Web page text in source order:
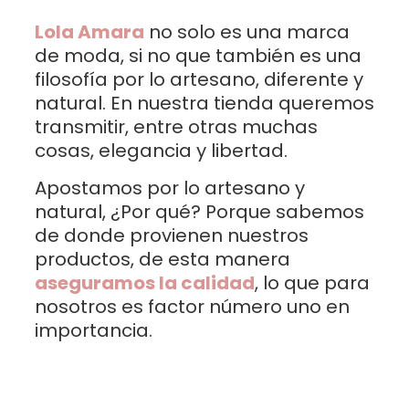
Lola Amara no solo es una marca
de moda, si no que también es una
filosofía por lo artesano, diferente y
natural. En nuestra tienda queremos
transmitir, entre otras muchas
cosas, elegancia y libertad.
Apostamos por lo artesano y
natural, ¿Por qué? Porque sabemos
de donde provienen nuestros
productos, de esta manera
aseguramos la calidad, lo que para
nosotros es factor número uno en
importancia.